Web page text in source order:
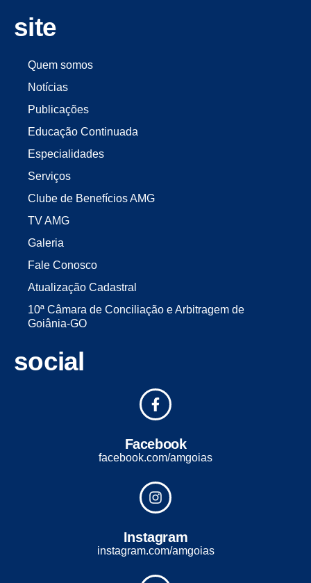
site
Quem somos
Notícias
Publicações
Educação Continuada
Especialidades
Serviços
Clube de Benefícios AMG
TV AMG
Galeria
Fale Conosco
Atualização Cadastral
10ª Câmara de Conciliação e Arbitragem de
Goiânia-GO
social
Facebook
facebook.com/amgoias
Instagram
instagram.com/amgoias